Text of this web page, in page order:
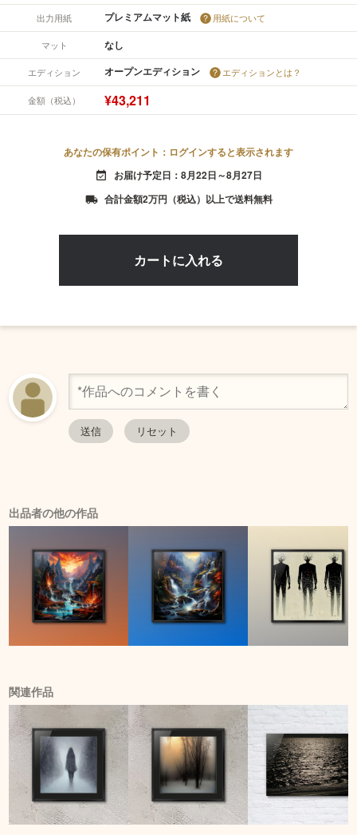
出力用紙 プレミアムマット紙 用紙について
マット なし
エディション オープンエディション エディションとは？
金額（税込） ¥43,211
あなたの保有ポイント：ログインすると表示されます
event_available お届け予定日：8月22日～8月27日
local_shipping 合計金額2万円（税込）以上で送料無料
出品者の他の作品
関連作品